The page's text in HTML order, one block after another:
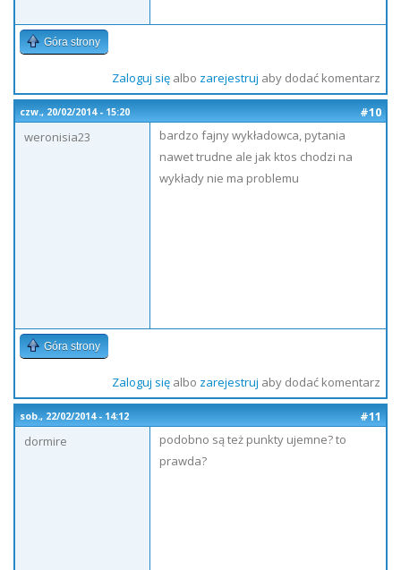
Góra strony
Zaloguj sięalbo zarejestruj aby dodać komentarz
czw., 20/02/2014 - 15:20
#10
weronisia23
bardzo fajny wykładowca, pytania
nawet trudne ale jak ktos chodzi na
wykłady nie ma problemu
Góra strony
Zaloguj sięalbo zarejestruj aby dodać komentarz
sob., 22/02/2014 - 14:12
#11
dormire
podobno są też punkty ujemne? to
prawda?